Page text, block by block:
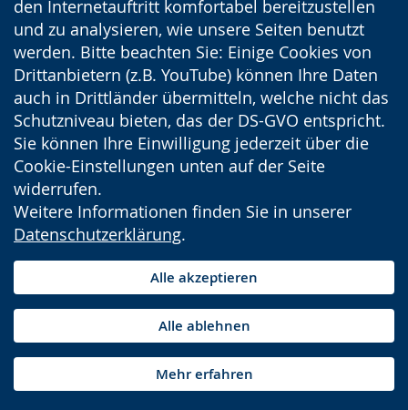
den Internetauftritt komfortabel bereitzustellen
und zu analysieren, wie unsere Seiten benutzt
werden. Bitte beachten Sie: Einige Cookies von
Drittanbietern (z.B. YouTube) können Ihre Daten
auch in Drittländer übermitteln, welche nicht das
Schutzniveau bieten, das der DS-GVO entspricht.
Sie können Ihre Einwilligung jederzeit über die
Cookie-Einstellungen unten auf der Seite
widerrufen.
Weitere Informationen finden Sie in unserer
Datenschutzerklärung.
Alle akzeptieren
Alle ablehnen
Mehr erfahren